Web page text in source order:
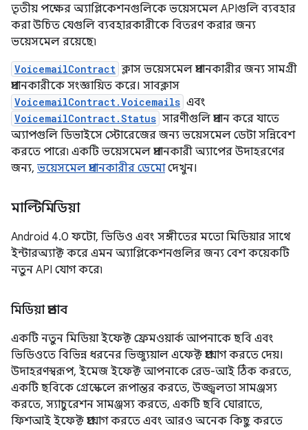
তৃতীয় পক্ষের অ্যাপ্লিকেশনগুলিকে ভয়েসমেল APIগুলি ব্যবহার
করা উচিত যেগুলি ব্যবহারকারীকে বিতরণ করার জন্য
ভয়েসমেল রয়েছে৷
VoicemailContract ক্লাস ভয়েসমেল প্রদানকারীর জন্য সামগ্রী
প্রদানকারীকে সংজ্ঞায়িত করে। সাবক্লাস
VoicemailContract.Voicemails এবং
VoicemailContract.Status সারণীগুলি প্রদান করে যাতে
অ্যাপগুলি ডিভাইসে স্টোরেজের জন্য ভয়েসমেল ডেটা সন্নিবেশ
করতে পারে৷ একটি ভয়েসমেল প্রদানকারী অ্যাপের উদাহরণের
জন্য, ভয়েসমেল প্রদানকারীর ডেমোদেখুন।
মাল্টিমিডিয়া
Android 4.0 ফটো, ভিডিও এবং সঙ্গীতের মতো মিডিয়ার সাথে
ইন্টারঅ্যাক্ট করে এমন অ্যাপ্লিকেশনগুলির জন্য বেশ কয়েকটি
নতুন API যোগ করে৷
মিডিয়া প্রভাব
একটি নতুন মিডিয়া ইফেক্ট ফ্রেমওয়ার্ক আপনাকে ছবি এবং
ভিডিওতে বিভিন্ন ধরনের ভিজ্যুয়াল এফেক্ট প্রয়োগ করতে দেয়।
উদাহরণস্বরূপ, ইমেজ ইফেক্ট আপনাকে রেড-আই ঠিক করতে,
একটি ছবিকে গ্রেস্কেলে রূপান্তর করতে, উজ্জ্বলতা সামঞ্জস্য
করতে, স্যাচুরেশন সামঞ্জস্য করতে, একটি ছবি ঘোরাতে,
ফিশআই ইফেক্ট প্রয়োগ করতে এবং আরও অনেক কিছু করতে